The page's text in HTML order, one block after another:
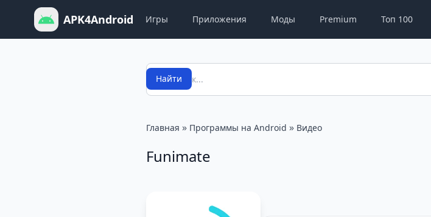
APK4Android Игры Приложения Моды Premium Топ 100
Поиск
Найти
Главная » Программы на Android » Видео
Funimate